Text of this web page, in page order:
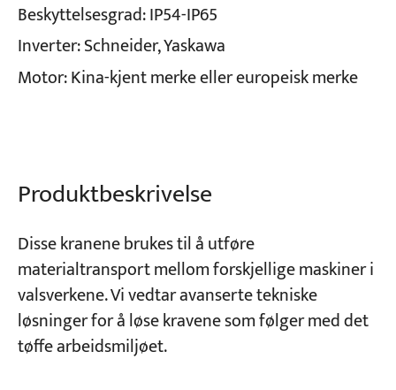
Nyheter
Om oss
Kontakt oss
Beskyttelsesgrad: IP54-IP65
Inverter: Schneider, Yaskawa
Motor: Kina-kjent merke eller europeisk merke
Produktbeskrivelse
Disse kranene brukes til å utføre
materialtransport mellom forskjellige maskiner i
valsverkene. Vi vedtar avanserte tekniske
løsninger for å løse kravene som følger med det
tøffe arbeidsmiljøet.